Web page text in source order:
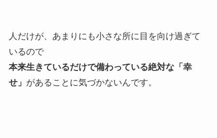
人だけが、あまりにも小さな所に目を向け過ぎて
いるので
本来生きているだけで備わっている絶対な「幸
せ」 があることに気づかないんです。